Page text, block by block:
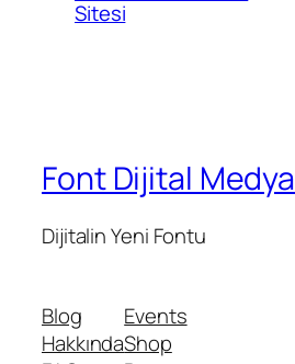
Sitesi
Font Dijital Medya
Dijitalin Yeni Fontu
Blog
Hakkında
Events
Shop